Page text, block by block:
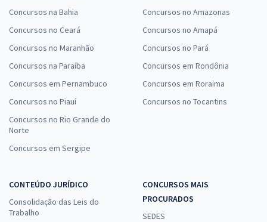
Concursos na Bahia
Concursos no Ceará
Concursos no Maranhão
Concursos na Paraíba
Concursos em Pernambuco
Concursos no Piauí
Concursos no Rio Grande do
Norte
Concursos em Sergipe
Concursos no Amazonas
Concursos no Amapá
Concursos no Pará
Concursos em Rondônia
Concursos em Roraima
Concursos no Tocantins
CONTEÚDO JURÍDICO
Consolidação das Leis do
Trabalho
CONCURSOS MAIS
PROCURADOS
SEDES